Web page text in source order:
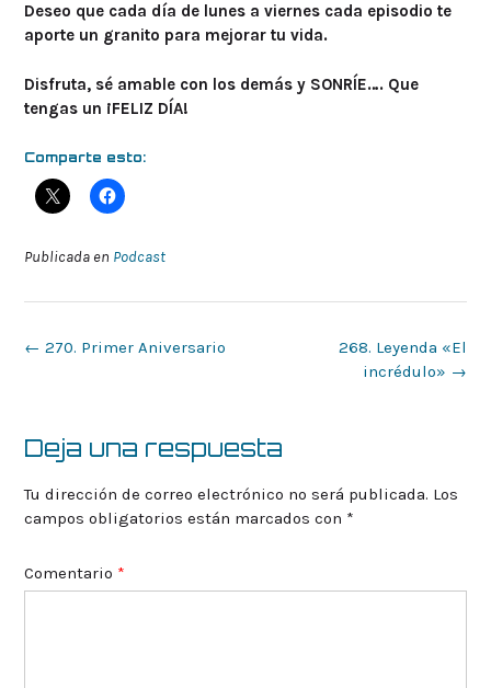
Deseo que cada día de lunes a viernes cada episodio te
aporte un granito para mejorar tu vida.
Disfruta, sé amable con los demás y SONRÍE…. Que
tengas un ¡FELIZ DÍA!
Comparte esto:
Publicada en Podcast
Navegación
268. Leyenda «El
incrédulo» →
← 270. Primer Aniversario
Deja una respuesta
Tu dirección de correo electrónico no será publicada. Los
campos obligatorios están marcados con *
Comentario *